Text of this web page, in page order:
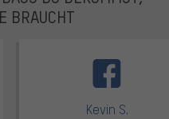
BRAUCHT
Kevin S.